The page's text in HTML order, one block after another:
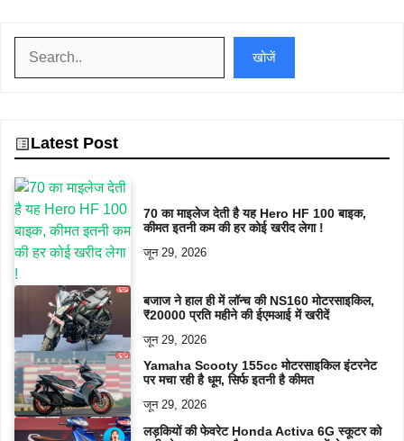
खोजें
Latest Post
70 का माइलेज देती है यह Hero HF 100 बाइक,
कीमत इतनी कम की हर कोई खरीद लेगा !
जून 29, 2026
बजाज ने हाल ही में लॉन्च की NS160 मोटरसाइकिल,
₹20000 प्रति महीने की ईएमआई में खरीदें
जून 29, 2026
Yamaha Scooty 155cc मोटरसाइकिल इंटरनेट
पर मचा रही है धूम, सिर्फ इतनी है कीमत
जून 29, 2026
लड़कियों की फेवरेट Honda Activa 6G स्कूटर को